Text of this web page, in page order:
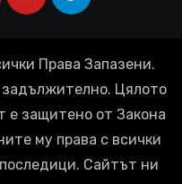
Права Запазени.
задължително. Цялото
е защитено от Закона
му права с всички
Сайтът ни